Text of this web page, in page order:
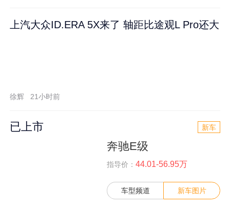
上汽大众ID.ERA 5X来了 轴距比途观L Pro还大
徐辉 21小时前
已上市 新车
奔驰E级
指导价： 44.01-56.95万
车型频道 新车图片